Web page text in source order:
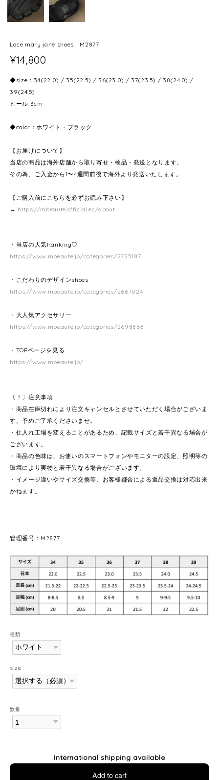
Lace mary jane shoes M2877
¥14,800
◆size：34(22.0) / 35(22.5) / 36(23.0) / 37(23.5) / 38(24.0) /
39(24.5)
ヒール 3cm
◆color：ホワイト・ブラック
【お届けについて】
当店の商品は海外店舗から取り寄せ・検品・発送となります。
その為、ご入金から1〜4週間前後で海外より発送いたします。
【ご購入前にこちらを必ずお読み下さい】
→ https://mbeaute.official.ec/about
・当店の人気Ranking♡
https://www.mbeaute.jp/categories/2735187
・こだわりのデザインshoes
https://www.mbeaute.jp/categories/2667024
・大人気アクセサリー
https://www.mbeaute.jp/categories/2698868
・TOPページを見る
https://www.mbeaute.jp/
〔！〕注意事項
・商品在庫切れにより注文キャンセルとさせていただく場合がございま
す。予めご了承くださいませ。
・仕入れ工場を変えることがあるため、記載サイズと若干異なる場合が
ございます。
・商品の色味は、お使いのスマートフォンやモニターの設定、照明等の
環境により実物と若干異なる場合がございます。
・イメージ違いやサイズ交換等、お客様都合による返品交換は対応出来
かねます。
管理番号：M2877
種類
size
数量
International shipping available
Add to cart